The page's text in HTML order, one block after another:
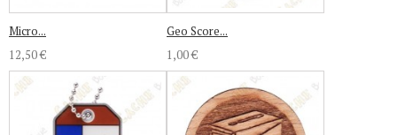
Micro...
12,50 €
Geo Score...
1,00 €